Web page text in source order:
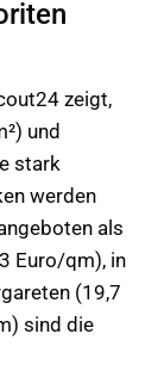
zeigt,
und
stark
werden
als
Euro/qm), in
(19,7
sind die